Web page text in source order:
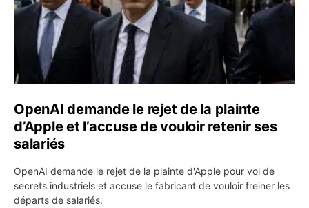
OpenAI demande le rejet de la plainte
d’Apple et l’accuse de vouloir retenir ses
salariés
OpenAI demande le rejet de la plainte d'Apple pour vol de
secrets industriels et accuse le fabricant de vouloir freiner les
départs de salariés.